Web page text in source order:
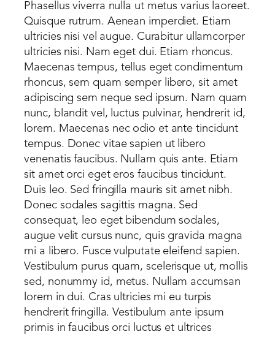
Phasellus viverra nulla ut metus varius laoreet.
Quisque rutrum. Aenean imperdiet. Etiam
ultricies nisi vel augue. Curabitur ullamcorper
ultricies nisi. Nam eget dui. Etiam rhoncus.
Maecenas tempus, tellus eget condimentum
rhoncus, sem quam semper libero, sit amet
adipiscing sem neque sed ipsum. Nam quam
nunc, blandit vel, luctus pulvinar, hendrerit id,
lorem. Maecenas nec odio et ante tincidunt
tempus. Donec vitae sapien ut libero
venenatis faucibus. Nullam quis ante. Etiam
sit amet orci eget eros faucibus tincidunt.
Duis leo. Sed fringilla mauris sit amet nibh.
Donec sodales sagittis magna. Sed
consequat, leo eget bibendum sodales,
augue velit cursus nunc, quis gravida magna
mi a libero. Fusce vulputate eleifend sapien.
Vestibulum purus quam, scelerisque ut, mollis
sed, nonummy id, metus. Nullam accumsan
lorem in dui. Cras ultricies mi eu turpis
hendrerit fringilla. Vestibulum ante ipsum
primis in faucibus orci luctus et ultrices